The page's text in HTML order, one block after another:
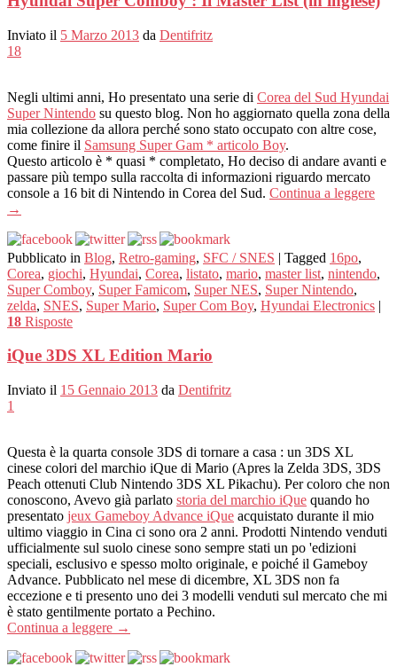
Inviato il 5 Marzo 2013 da Dentifritz
18
Negli ultimi anni, Ho presentato una serie di Corea del Sud Hyundai
Super Nintendo su questo blog. Non ho aggiornato quella zona della
mia collezione da allora perché sono stato occupato con altre cose,
come finire il Samsung Super Gam * articolo Boy.
Questo articolo è * quasi * completato, Ho deciso di andare avanti e
passare più tempo sulla raccolta di informazioni riguardo mercato
console a 16 bit di Nintendo in Corea del Sud. Continua a leggere
→
Pubblicato in Blog, Retro-gaming, SFC / SNES | Tagged 16po,
Corea, giochi, Hyundai, Corea, listato, mario, master list, nintendo,
Super Comboy, Super Famicom, Super NES, Super Nintendo,
zelda, SNES, Super Mario, Super Com Boy, Hyundai Electronics |
18 Risposte
iQue 3DS XL Edition Mario
Inviato il 15 Gennaio 2013 da Dentifritz
1
Questa è la quarta console 3DS di tornare a casa : un 3DS XL
cinese colori del marchio iQue di Mario (Apres la Zelda 3DS, 3DS
Peach ottenuti Club Nintendo 3DS XL Pikachu). Per coloro che non
conoscono, Avevo già parlato storia del marchio iQue quando ho
presentato jeux Gameboy Advance iQue acquistato durante il mio
ultimo viaggio in Cina ci sono ora 2 anni. Prodotti Nintendo venduti
ufficialmente sul suolo cinese sono sempre stati un po 'edizioni
speciali, esclusivo e spesso molto originale, e poiché il Gameboy
Advance. Pubblicato nel mese di dicembre, XL 3DS non fa
eccezione e ti presento uno dei 3 modelli venduti sul mercato che mi
è stato gentilmente portato a Pechino.
Continua a leggere →